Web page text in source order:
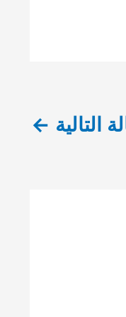
التالية ←